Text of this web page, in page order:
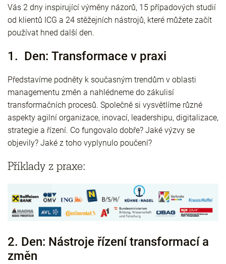
Vás 2 dny inspirující výměny názorů, 15 případových studií
od klientů ICG a 24 stěžejních nástrojů, které můžete začít
používat hned další den.
1. Den: Transformace v praxi
Představíme podněty k současným trendům v oblasti
managementu změn a nahlédneme do zákulisí
transformačních procesů. Společně si vysvětlíme různé
aspekty agilní organizace, inovací, leadershipu, digitalizace,
strategie a řízení. Co fungovalo dobře? Jaké výzvy se
objevily? Jaké z toho vyplynulo poučení?
Příklady z praxe:
2. Den: Nástroje řízení transformací a
změn